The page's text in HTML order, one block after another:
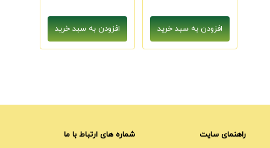
راهنمای سایت شماره های ارتباط با ما